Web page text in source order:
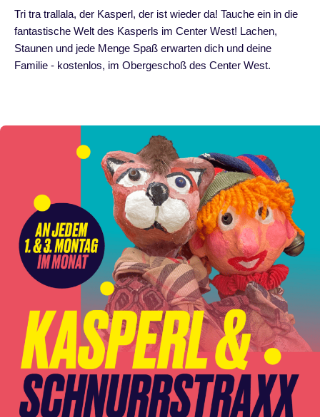
Tri tra trallala, der Kasperl, der ist wieder da! Tauche ein in die
fantastische Welt des Kasperls im Center West! Lachen,
Staunen und jede Menge Spaß erwarten dich und deine
Familie - kostenlos, im Obergeschoß des Center West.